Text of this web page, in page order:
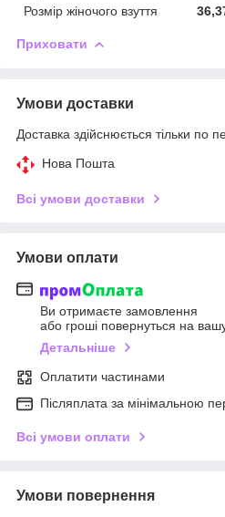
Розмір жіночого взуття
Приховати
Умови доставки
Доставка здійснюється тільки по
Нова Пошта
Всі умови доставки
Умови оплати
Ви отримаєте замовлення
або гроші повернуться на
Детальніше
Оплатити частинами
Післяплата за мінімальною
Всі умови оплати
Умови повернення